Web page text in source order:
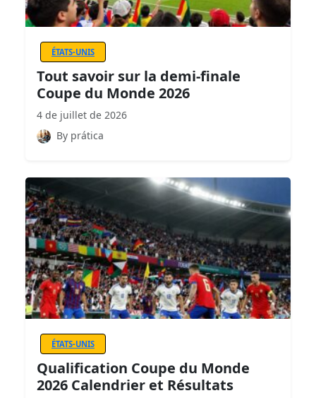
ÉTATS-UNIS
Tout savoir sur la demi-finale
Coupe du Monde 2026
4 de juillet de 2026
By prática
ÉTATS-UNIS
Qualification Coupe du Monde
2026 Calendrier et Résultats